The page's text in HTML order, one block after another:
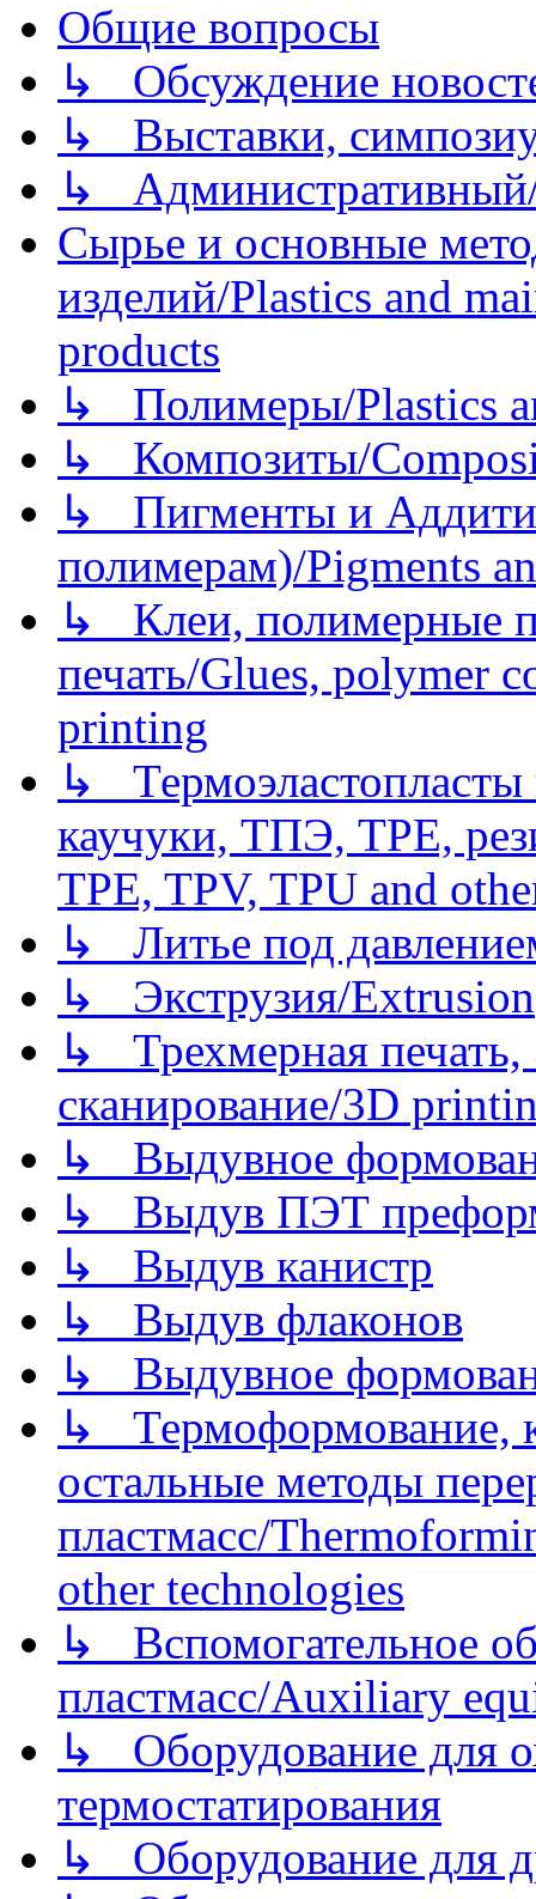
Общие вопросы
↳ Обсуждение
↳ Выставки,
↳
Сырье и основные
изделий/Plastics and
products
↳ Полимеры/Plastics
↳ Композиты/
↳ Пигменты и
полимерам)/Pigments
↳ Клеи, полимерные
печать/Glues, polymer
printing
↳
каучуки, ТПЭ, TPE,
TPE, TPV, TPU and
↳ Литье под
↳ Экструзия/Extrusion
↳ Трехмерная
сканирование/3D
↳ Выдувное
↳ Выдув ПЭТ
↳ Выдув канистр
↳ Выдув флаконов
↳ Выдувное
↳ Термоформование,
остальные методы
пластмасс/
other technologies
↳ Вспомогательное
пластмасс/Auxiliary
↳ Оборудование для
термостатирования
↳ Оборудование для